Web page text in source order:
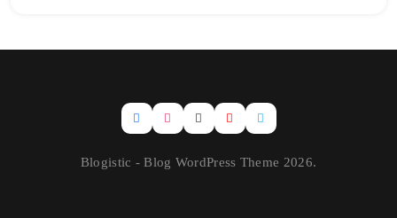
Blogistic - Blog WordPress Theme 2026.